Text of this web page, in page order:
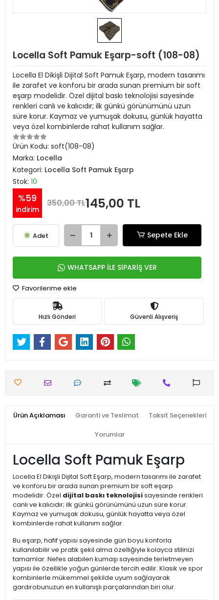
Locella Soft Pamuk Eşarp-soft (108-08)
Locella El Dikişli Dijital Soft Pamuk Eşarp, modern tasarımı
ile zarafet ve konforu bir arada sunan premium bir soft
eşarp modelidir. Özel dijital baskı teknolojisi sayesinde
renkleri canlı ve kalıcıdır; ilk günkü görünümünü uzun
süre korur. Kaymaz ve yumuşak dokusu, günlük hayatta
veya özel kombinlerde rahat kullanım sağlar.
Ürün Kodu: soft(108-08)
Marka: Locella
Kategori: Locella Soft Pamuk Eşarp
Stok: 10
%59
indirim
350,00 TL145,00 TL
Adet Sepete Ekle
WHATSAPP İLE SİPARİŞ VER
Favorilerime ekle
Hızlı Gönderi Güvenli Alışveriş
Ürün Açıklaması Garanti ve Teslimat Taksit Seçenekleri
Yorumlar
Locella Soft Pamuk Eşarp
Locella El Dikişli Dijital Soft Eşarp, modern tasarımı ile zarafet
ve konforu bir arada sunan premium bir soft eşarp
modelidir. Özel dijital baskı teknolojisisayesinde renkleri
canlı ve kalıcıdır; ilk günkü görünümünü uzun süre korur.
Kaymaz ve yumuşak dokusu, günlük hayatta veya özel
kombinlerde rahat kullanım sağlar.
Bu eşarp, hafif yapısı sayesinde gün boyu konforla
kullanılabilir ve pratik şekil alma özelliğiyle kolayca stilinizi
tamamlar. Nefes alabilen kumaşı sayesinde terletmeyen
yapısı ile özellikle yoğun günlerde tercih edilir. Klasik ve spor
kombinlerle mükemmel şekilde uyum sağlayarak
gardırobunuzun en kullanışlı parçalarından biri olur.